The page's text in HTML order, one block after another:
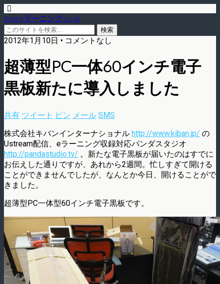
blog.eラーニング.co.jp
2012年1月10日 • コメントなし
超薄型PC一体60インチ電子
黒板新たに導入しました
共有 ツイート ピン メール SMS
株式会社キバンインターナショナル http://www.kiban.jp/ の
Ustream配信、eラーニング収録対応パンダスタジオ
http://pandastudio.tv/ 。新たな電子黒板が届いたのはすでに
お伝えした通りですが、あれから2週間。忙しすぎて開ける
ことができませんでしたが、なんとか今日、開けることがで
きました。
超薄型PC一体型60インチ電子黒板です。